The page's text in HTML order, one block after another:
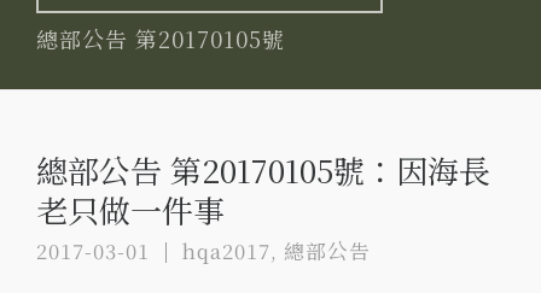
總部公告 第20170105號
總部公告 第20170105號：因海長
老只做一件事
2017-03-01 hqa2017, 總部公告